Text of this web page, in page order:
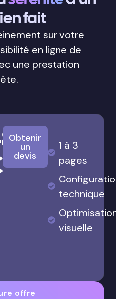
fait
sur votre
en ligne de
une prestation
Obtenir
un
devis
1 à 3
pages
technique
visuelle
offre